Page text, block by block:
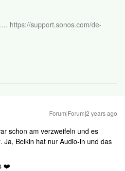
https://support.sonos.com/de-
Forum|Forum|2 years ago
schon am verzweifeln und es
Ja, Belkin hat nur Audio-in und das
❤️